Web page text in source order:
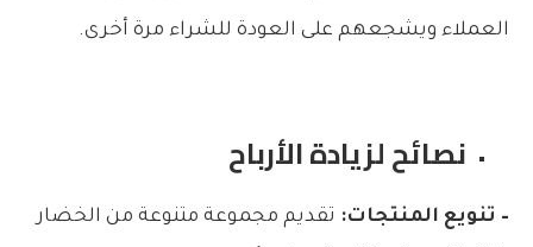
العملاء ويشجعهم على العودة للشراء مرة أخرى.
نصائح لزيادة الأرباح
– تنويع المنتجات: تقديم مجموعة متنوعة من الخضار